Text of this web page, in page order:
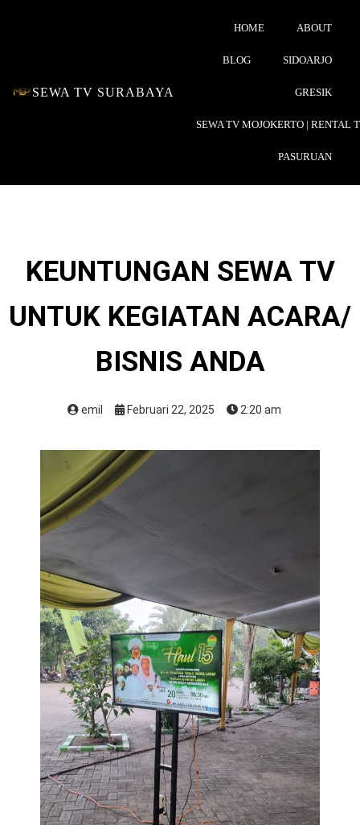
SEWA TV SURABAYA
HOME ABOUT
BLOG SIDOARJO
GRESIK
SEWA TV MOJOKERTO | RENTAL
PASURUAN
KEUNTUNGAN SEWA TV
UNTUK KEGIATAN ACARA/
BISNIS ANDA
emil Februari 22, 2025 2:20 am